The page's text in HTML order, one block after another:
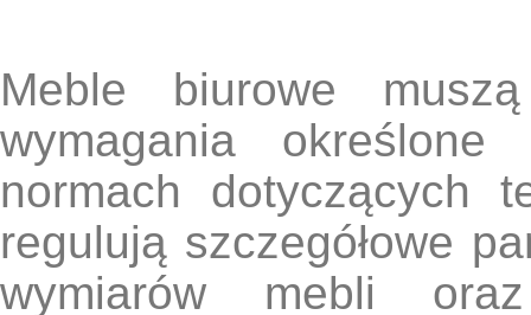
Meble biurowe
wymagania
normach dotyczących
regulują szczegółowe
wymiarów mebli